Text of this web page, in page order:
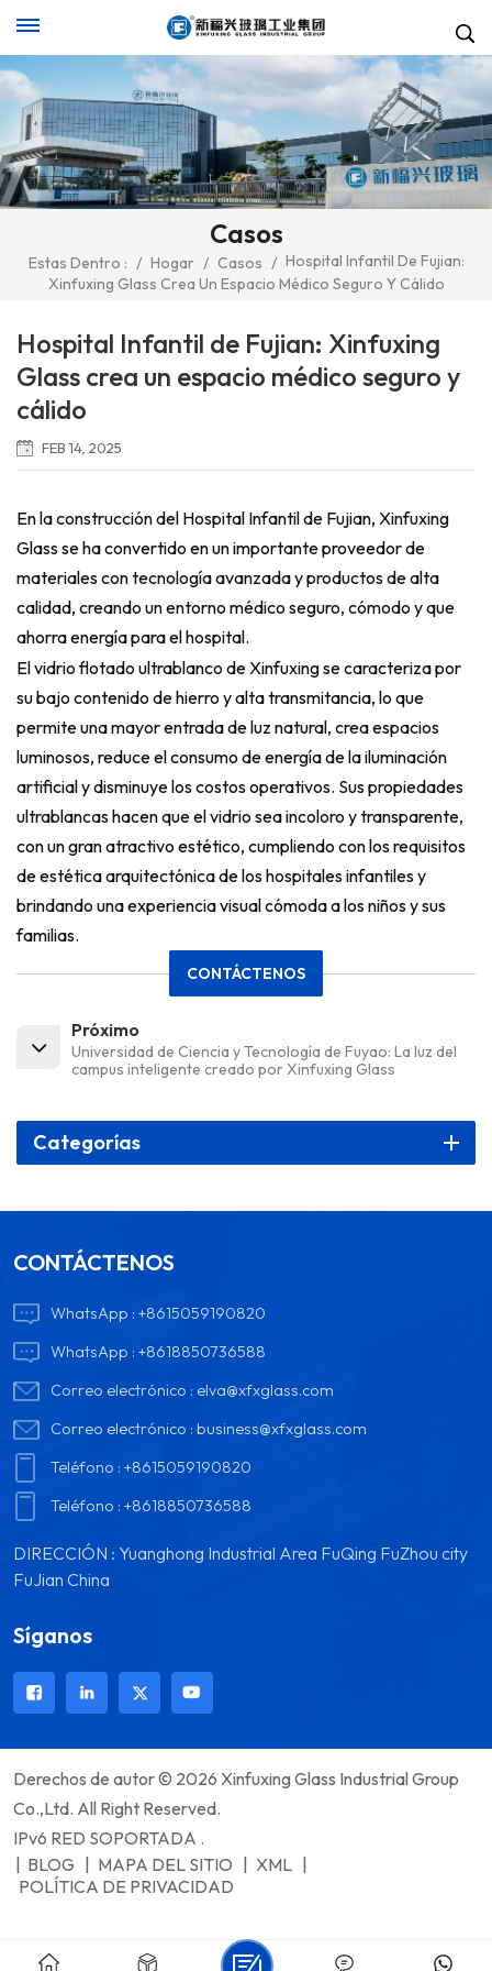
Casos
Estas Dentro : / Hogar / Casos / Hospital Infantil De Fujian:
Xinfuxing Glass Crea Un Espacio Médico Seguro Y Cálido
Hospital Infantil de Fujian: Xinfuxing
Glass crea un espacio médico seguro y
cálido
FEB 14, 2025
En la construcción del Hospital Infantil de Fujian, Xinfuxing
Glass se ha convertido en un importante proveedor de
materiales con tecnología avanzada y productos de alta
calidad, creando un entorno médico seguro, cómodo y que
ahorra energía para el hospital.
El vidrio flotado ultrablanco de Xinfuxing se caracteriza por
su bajo contenido de hierro y alta transmitancia, lo que
permite una mayor entrada de luz natural, crea espacios
luminosos, reduce el consumo de energía de la iluminación
artificial y disminuye los costos operativos. Sus propiedades
ultrablancas hacen que el vidrio sea incoloro y transparente,
con un gran atractivo estético, cumpliendo con los requisitos
de estética arquitectónica de los hospitales infantiles y
brindando una experiencia visual cómoda a los niños y sus
familias.
CONTÁCTENOS
Próximo
Universidad de Ciencia y Tecnología de Fuyao: La luz del
campus inteligente creado por Xinfuxing Glass
Categorías
CONTÁCTENOS
WhatsApp :+8615059190820
WhatsApp :+8618850736588
Correo electrónico : elva@xfxglass.com
Correo electrónico :business@xfxglass.com
Teléfono :+8615059190820
Teléfono :+8618850736588
DIRECCIÓN : Yuanghong Industrial Area FuQing FuZhou city
FuJian China
Síganos
Derechos de autor © 2026 Xinfuxing Glass Industrial Group
Co.,Ltd. All Right Reserved.
IPv6 RED SOPORTADA .
BLOG MAPA DEL SITIO XML
POLÍTICA DE PRIVACIDAD